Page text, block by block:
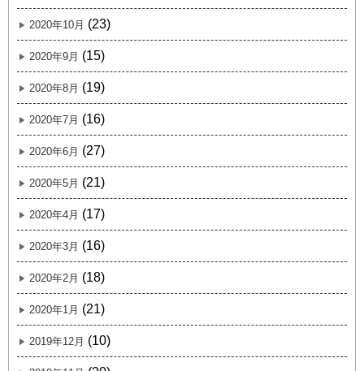
2020年10月 (23)
2020年9月 (15)
2020年8月 (19)
2020年7月 (16)
2020年6月 (27)
2020年5月 (21)
2020年4月 (17)
2020年3月 (16)
2020年2月 (18)
2020年1月 (21)
2019年12月 (10)